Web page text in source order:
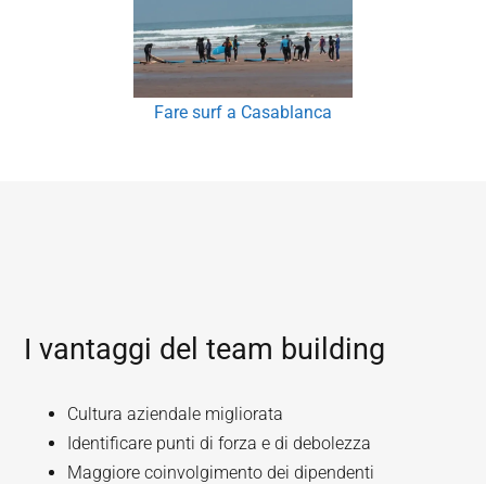
Fare surf a Casablanca
I vantaggi del team building
Cultura aziendale migliorata
Identificare punti di forza e di debolezza
Maggiore coinvolgimento dei dipendenti